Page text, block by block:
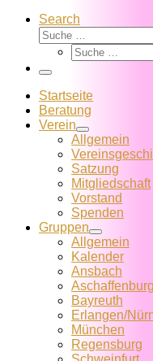
Search
Suche
Suche
Menü
Startseite
Beratung
Verein
Allgemein
Satzung
Mitglied­schaft
Vorstand
Spenden
Gruppen
Allgemein
Kalender
Ansbach
Aschaffenburg
Bayreuth
Erlangen/
München
Regensburg